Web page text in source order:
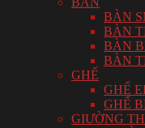
BÀN
BÀN
BÀN
BÀN
GHẾ
GHẾ
GHẾ
GIƯỜNG